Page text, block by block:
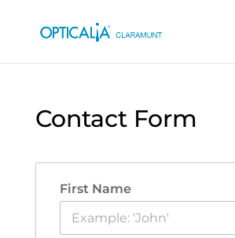
Contact Form
First Name